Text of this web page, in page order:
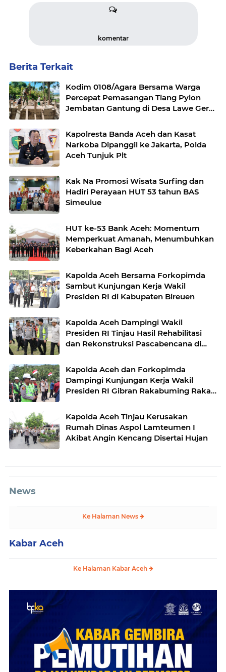
komentar
Berita Terkait
Kodim 0108/Agara Bersama Warga
Percepat Pemasangan Tiang Pylon
Jembatan Gantung di Desa Lawe Ger-
Kapolresta Banda Aceh dan Kasat
Narkoba Dipanggil ke Jakarta, Polda
Aceh Tunjuk Plt
Kak Na Promosi Wisata Surfing dan
Hadiri Perayaan HUT 53 tahun BAS
Simeulue
HUT ke-53 Bank Aceh: Momentum
Memperkuat Amanah, Menumbuhkan
Keberkahan Bagi Aceh
Kapolda Aceh Bersama Forkopimda
Sambut Kunjungan Kerja Wakil
Presiden RI di Kabupaten Bireuen
Kapolda Aceh Dampingi Wakil
Presiden RI Tinjau Hasil Rehabilitasi
dan Rekonstruksi Pascabencana di
Kapolda Aceh dan Forkopimda
Dampingi Kunjungan Kerja Wakil
Presiden RI Gibran Rakabuming Raka
Kapolda Aceh Tinjau Kerusakan
Rumah Dinas Aspol Lamteumen I
Akibat Angin Kencang Disertai Hujan
News
Ke Halaman News
Kabar Aceh
Ke Halaman Kabar Aceh